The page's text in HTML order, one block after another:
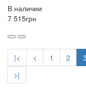
В наличии
7 515грн
|< < 1 2 3
>|